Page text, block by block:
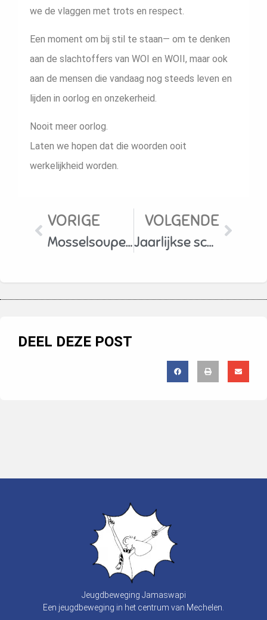
we de vlaggen met trots en respect.
Een moment om bij stil te staan— om te denken
aan de slachtoffers van WOI en WOII, maar ook
aan de mensen die vandaag nog steeds leven en
lijden in oorlog en onzekerheid.
Nooit meer oorlog.
Laten we hopen dat die woorden ooit
werkelijkheid worden.
VORIGE
Mosselsouper 25 en 26 oktober 2025
VOLGENDE
Jaarlijkse schaatsvergadering
DEEL DEZE POST
Jeugdbeweging Jamaswapi
Een jeugdbeweging in het centrum van Mechelen.